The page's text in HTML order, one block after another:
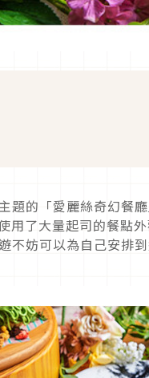
題的「愛麗絲奇幻餐
用了大量起司的餐點
不妨可以為自己安排